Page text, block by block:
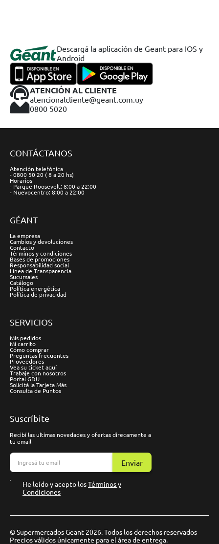
Descargá la aplicación de Geant para IOS y
Android
ATENCIÓN AL CLIENTE
atencionalcliente@geant.com.uy
0800 5020
CONTÁCTANOS
Atención telefónica
- 0800 50 20 ( 8 a 20 hs)
Horarios
- Parque Roosevelt: 8:00 a 22:00
- Nuevocentro: 8:00 a 22:00
GÉANT
La empresa
Cambios y devoluciones
Contacto
Términos y condiciones
Bases de promociones
Responsabilidad social
Línea de Transparencia
Sucursales
Catálogo
Política energética
Política de privacidad
SERVICIOS
Mis pedidos
Mi carrito
Cómo comprar
Preguntas frecuentes
Proveedores
Vea su ticket aquí
Trabaje con nosotros
Portal GDU
Solicitá la Tarjeta Más
Consulta de Puntos
Suscríbite
Recibí las ultimas novedades y ofertas direcamente a
tu email
Enviar
He leído y acepto losTérminos y
Condiciones
© Supermercados Geant 2026. Todos los derechos reservados
Precios válidos únicamente para el área de entrega.